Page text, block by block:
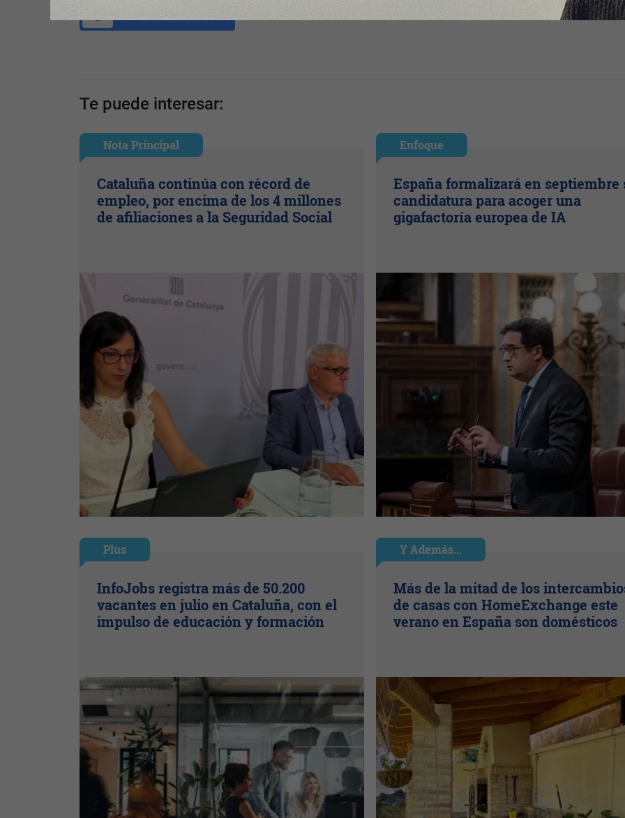
Ingresar con Google
Te puede interesar:
Nota Principal
Cataluña continúa con récord de
empleo, por encima de los 4 millones
de afiliaciones a la Seguridad Social
Enfoque
España formalizará en septiembre
candidatura para acoger una
gigafactoría europea de IA
Plus
InfoJobs registra más de 50.200
vacantes en julio en Cataluña, con el
impulso de educación y formación
Y Además...
Más de la mitad de los
de casas con HomeExchange este
verano en España son domésticos